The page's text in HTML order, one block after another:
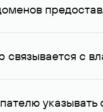
для доменов,
связывается с
домена